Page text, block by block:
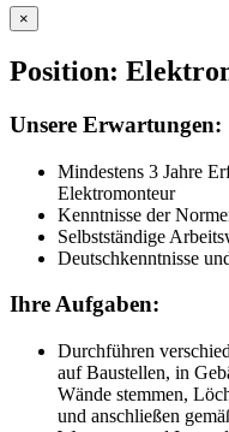
×
Position:
Unsere Erwartungen:
Mindestens 3 Jahre
Elektromonteur
Kenntnisse der
Selbstständige
Deutschkenntnisse
Ihre Aufgaben:
Durchführen
auf Baustellen, in
Wände stemmen,
und anschließen